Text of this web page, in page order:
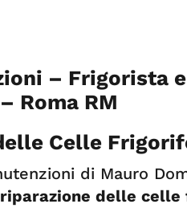
– Frigorista
Roma RM
Celle
di Mauro
riparazione delle celle